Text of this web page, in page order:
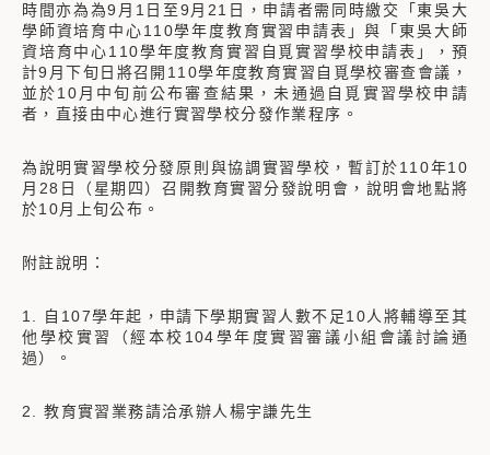
時間亦為為9月1日至9月21日，申請者需同時繳交「東吳大
學師資培育中心110學年度教育實習申請表」與「東吳大師
資培育中心110學年度教育實習自覓實習學校申請表」，預
計9月下旬日將召開110學年度教育實習自覓學校審查會議，
並於10月中旬前公布審查結果，未通過自覓實習學校申請
者，直接由中心進行實習學校分發作業程序。
為說明實習學校分發原則與協調實習學校，暫訂於110年10
月28日（星期四）召開教育實習分發說明會，說明會地點將
於10月上旬公布。
附註說明：
1. 自107學年起，申請下學期實習人數不足10人將輔導至其
他學校實習（經本校104學年度實習審議小組會議討論通
過）。
2. 教育實習業務請洽承辦人楊宇謙先生